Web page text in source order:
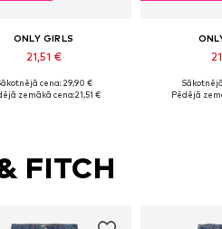
ONLY GIRLS
21,51 €
daudzos izmēros
cena: 29,90 €
zemākā cena:21,51 €
Pieejams
Pēdējā
FITCH